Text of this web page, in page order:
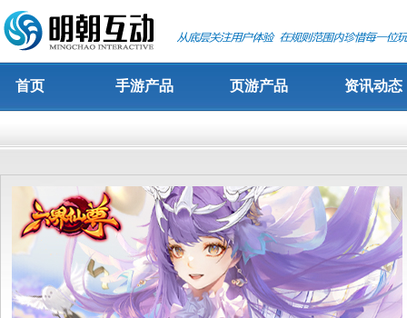
首页 手游产品 页游产品 资讯动态